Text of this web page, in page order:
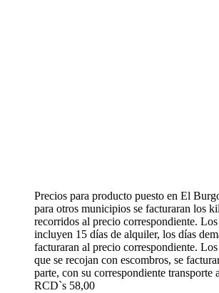
Precios para producto puesto en El
para otros municipios se facturaran los
recorridos al precio correspondiente.
incluyen 15 días de alquiler, los días
facturaran al precio correspondiente.
que se recojan con escombros, se
parte, con su correspondiente transporte
RCD`s 58,00